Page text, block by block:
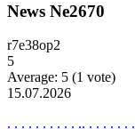
News Ne2670
r7e38op2
5
Average: 5 (1 vote)
15.07.2026
. . . . . . . . . . .. . . . . . . .